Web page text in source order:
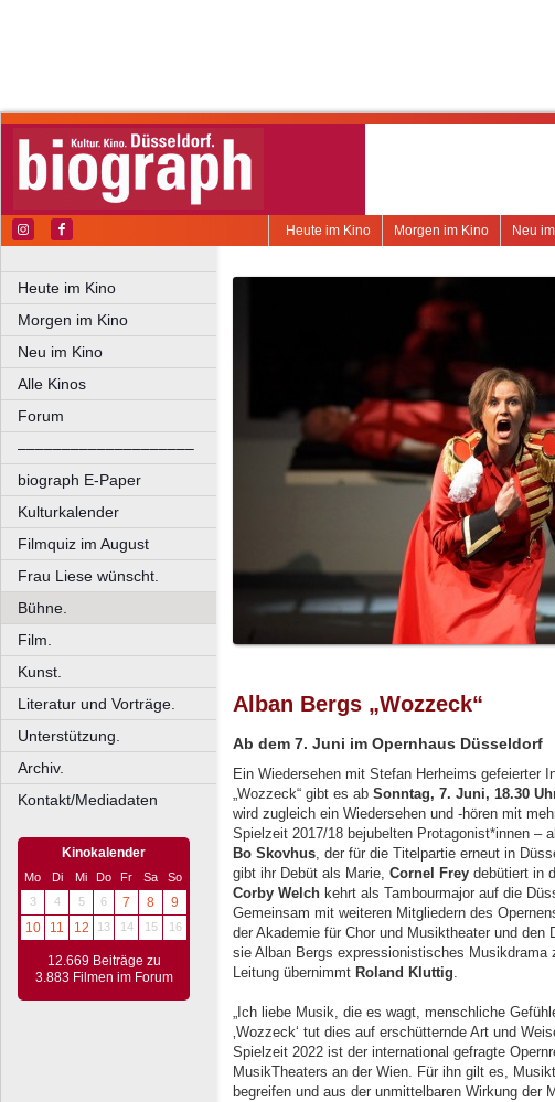
Neu
Morgen im Kino
Heute im Kino
Heute im Kino
Morgen im Kino
Neu im Kino
Alle Kinos
Forum
––––––––––––––––––––
biograph E-Paper
Kulturkalender
Filmquiz im August
Frau Liese wünscht.
Bühne.
Film.
Kunst.
Literatur und Vorträge.
Unterstützung.
Archiv.
Kontakt/Mediadaten
Kinokalender
Mo Di Mi Do Fr Sa
So
3
4 5 6 7 8
9
10
11 12 13 14 15 16
12.669 Beiträge zu
3.883 Filmen im Forum
Alban Bergs „Wozzeck“
Ab dem 7. Juni im Opernhaus Düsseldorf
Ein Wiedersehen mit Stefan Herheims gefeierter
„Wozzeck“ gibt es ab Sonntag, 7. Juni, 18.30
wird zugleich ein Wiedersehen und -hören mit
Spielzeit 2017/18 bejubelten Protagonist*innen –
Bo Skovhus, der für die Titelpartie erneut in
gibt ihr Debüt als Marie, Cornel Frey debütiert in
Corby Welch kehrt als Tambourmajor auf die
Gemeinsam mit weiteren Mitgliedern des
der Akademie für Chor und Musiktheater und den
sie Alban Bergs expressionistisches
Leitung übernimmt Roland Kluttig.
„Ich liebe Musik, die es wagt, menschliche
‚Wozzeck‘ tut dies auf erschütternde Art und
Spielzeit 2022 ist der international gefragte
MusikTheaters an der Wien. Für ihn gilt es,
begreifen und aus der unmittelbaren Wirkung der